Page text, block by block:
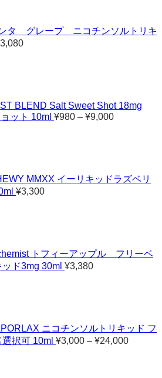
タ グレープ ニコチンソルトリキ
3,080
BLEND Salt Sweet Shot 18mg
ット 10ml ¥980 – ¥9,000価
¥9,000
MMXX イーリキッドラズベリ
¥3,300
トフィーアップル フリーベ
ド3mg 30ml ¥3,380
ニコチンソルトリキッド フ
択可 10ml ¥3,000 – ¥24,000価